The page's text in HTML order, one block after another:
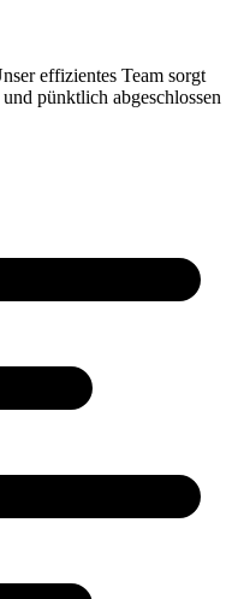
effizientes Team sorgt
pünktlich abgeschlossen